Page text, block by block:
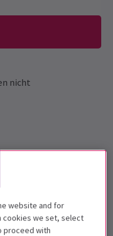
nicht
website and for
cookies we set, select
proceed with